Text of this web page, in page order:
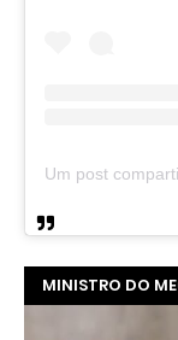
Um post
MINISTRO DO